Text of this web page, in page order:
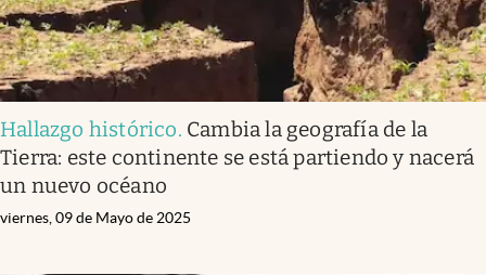
Hallazgo histórico. Cambia la geografía de la
Tierra: este continente se está partiendo y nacerá
un nuevo océano
viernes, 09 de Mayo de 2025